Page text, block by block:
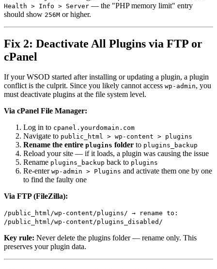
Health > Info > Server — the "PHP memory limit" entry
should show 256M or higher.
Fix 2: Deactivate All Plugins via FTP or
cPanel
If your WSOD started after installing or updating a plugin, a plugin
conflict is the culprit. Since you likely cannot access wp-admin, you
must deactivate plugins at the file system level.
Via cPanel File Manager:
Log in to cpanel.yourdomain.com
Navigate to public_html > wp-content > plugins
Rename the entire plugins folder to plugins_backup
Reload your site — if it loads, a plugin was causing the issue
Rename plugins_backup back to plugins
Re-enter wp-admin > Plugins and activate them one by one
to find the faulty one
Via FTP (FileZilla):
/public_html/wp-content/plugins/ → rename to:
/public_html/wp-content/plugins_disabled/
Key rule: Never delete the plugins folder — rename only. This
preserves your plugin data.